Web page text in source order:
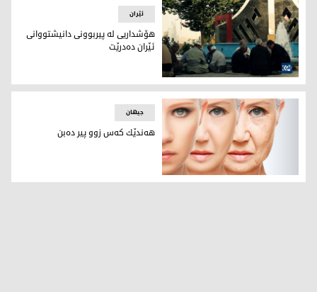
ھۆشداریی لە پیربوونی دانیشتووانی ئێران دەدرێت
ئێران
ھۆشداریی لە پیربوونی دانیشتووانی
ئێران دەدرێت
هه‌ندێك كه‌س زوو پیر ده‌بن
جیهان
هه‌ندێك كه‌س زوو پیر ده‌بن